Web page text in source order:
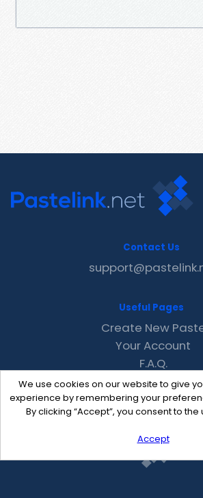
We use cookies on our website to give
experience by remembering your
By clicking “Accept”, you consent to
Accept
Contact Us
Useful Pages
Create New
Your Account
F.A.Q.
Recent
Contact